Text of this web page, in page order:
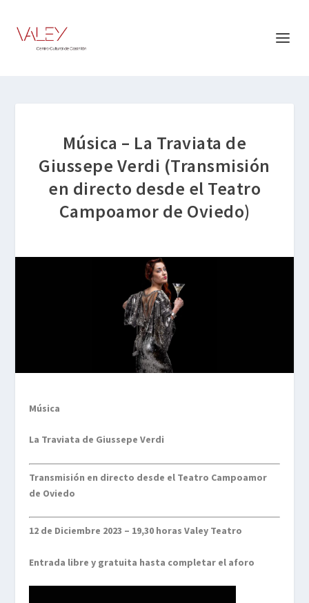
Música – La Traviata de
Giussepe Verdi (Transmisión
en directo desde el Teatro
Campoamor de Oviedo)
Música
La Traviata de Giussepe Verdi
Transmisión en directo desde el Teatro Campoamor
de Oviedo
12 de Diciembre 2023 – 19,30 horas Valey Teatro
Entrada libre y gratuita hasta completar el aforo